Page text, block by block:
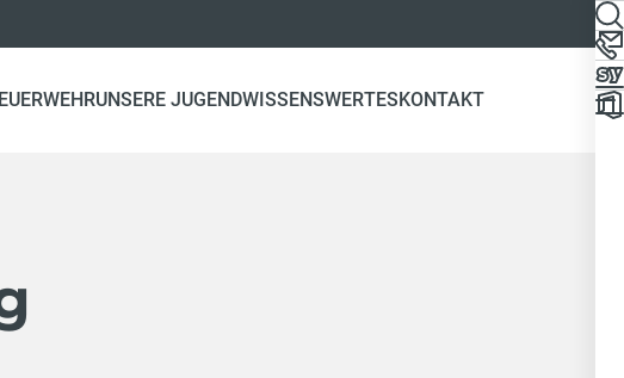
UNSERE JUGENDWISSENSWERTESKONTAKT